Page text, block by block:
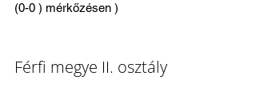
(0-0 ) mérkőzésen )
Férfi megye II. osztály